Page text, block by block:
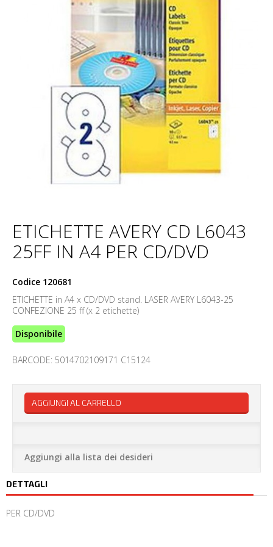
ETICHETTE AVERY CD L6043
25FF IN A4 PER CD/DVD
Codice 120681
ETICHETTE in A4 x CD/DVD stand. LASER AVERY L6043-25
CONFEZIONE 25 ff (x 2 etichette)
Disponibile
BARCODE: 5014702109171 C15124
AGGIUNGI AL CARRELLO
Aggiungi alla lista dei desideri
DETTAGLI
PER CD/DVD